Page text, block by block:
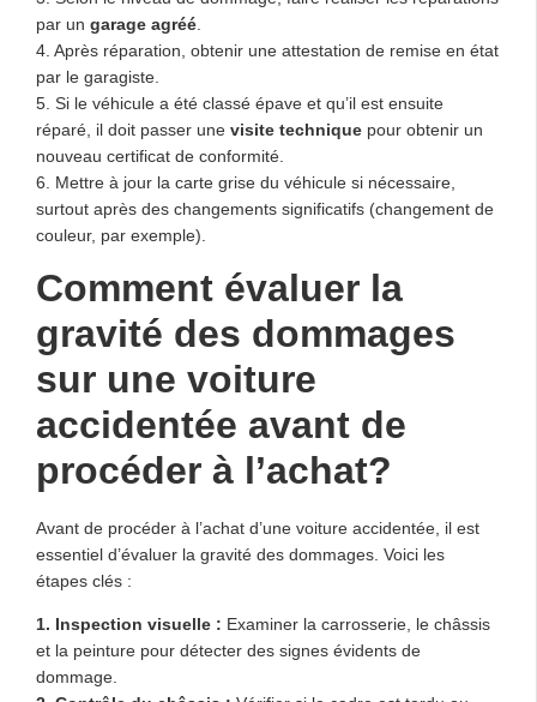
par un garage agréé
4. Après réparation, obtenir une attestation de remise en état
par le garagiste.
5. Si le véhicule a été classé épave et qu’il est ensuite
réparé, il doit passer une visite technique pour obtenir un
nouveau certificat de conformité.
6. Mettre à jour la carte grise du véhicule si nécessaire,
surtout après des changements significatifs (changement de
couleur, par exemple).
Comment évaluer la
gravité des dommages
sur une voiture
accidentée avant de
procéder à l’achat?
Avant de procéder à l’achat d’une voiture accidentée, il est
essentiel d’évaluer la gravité des dommages. Voici les
étapes clés :
1. Inspection visuelle : Examiner la carrosserie, le châssis
et la peinture pour détecter des signes évidents de
dommage.